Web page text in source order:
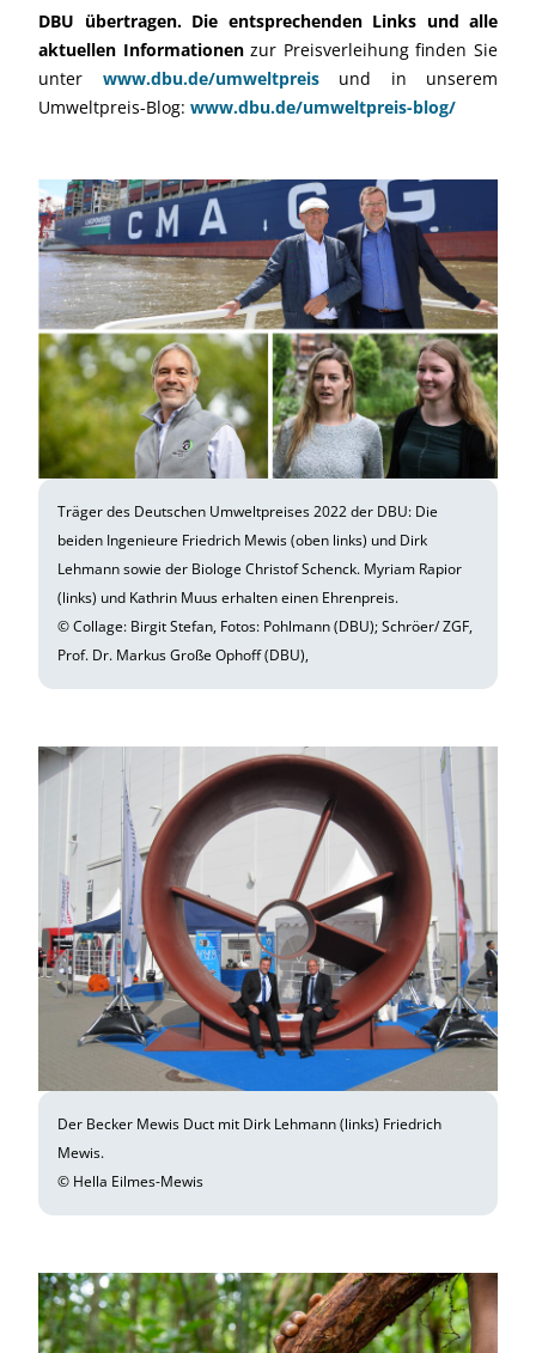
DBU übertragen. Die entsprechenden Links und alle
aktuellen Informationenzur Preisverleihung finden Sie
unter www.dbu.de/umweltpreisund in unserem
Umweltpreis-Blog: www.dbu.de/umweltpreis-blog/
Träger des Deutschen Umweltpreises 2022 der DBU: Die
beiden Ingenieure Friedrich Mewis (oben links) und Dirk
Lehmann sowie der Biologe Christof Schenck. Myriam Rapior
(links) und Kathrin Muus erhalten einen Ehrenpreis.
© Collage: Birgit Stefan, Fotos: Pohlmann (DBU); Schröer/ ZGF,
Prof. Dr. Markus Große Ophoff (DBU),
Der Becker Mewis Duct mit Dirk Lehmann (links) Friedrich
Mewis.
© Hella Eilmes-Mewis